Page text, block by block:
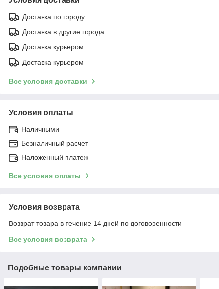
Доставка по городу
Доставка в другие города
Доставка курьером
Доставка курьером
Все условия доставки
Условия оплаты
Наличными
Безналичный расчет
Наложенный платеж
Все условия оплаты
Условия возврата
Возврат товара в течение 14 дней по договоренности
Все условия возврата
Подобные товары компании